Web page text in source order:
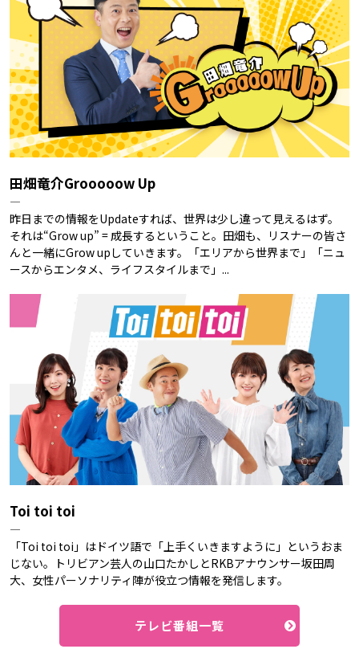
田畑竜介Grooooow Up
―
昨日までの情報をUpdateすれば、世界は少し違って見えるはず。
それは“Grow up” = 成長するということ。田畑も、リスナーの皆さ
んと一緒にGrow upしていきます。「エリアから世界まで」「ニュ
ースからエンタメ、ライフスタイルまで」...
Toi toi toi
―
「Toi toi toi」はドイツ語で「上手くいきますように」というおま
じない。トリビアン芸人の山口たかしとRKBアナウンサー坂田周
大、女性パーソナリティ陣が役立つ情報を発信します。
テレビ番組一覧